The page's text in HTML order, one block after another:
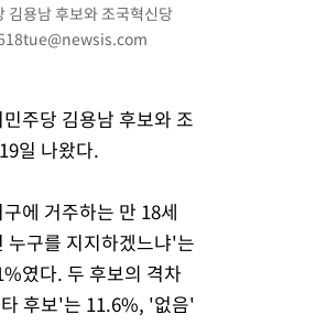
김용남 후보와 조국혁신당
주당 김용남 후보와 조
일 나왔다.
에 거주하는 만 18세
누구를 지지하겠느냐'는
였다. 두 후보의 격차
후보'는 11.6%, '없음'